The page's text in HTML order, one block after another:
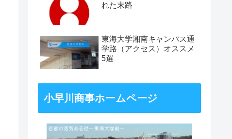
れた末路
東海大学湘南キャンパス通
学路（アクセス）オススメ
5選
小早川商事ホームページ